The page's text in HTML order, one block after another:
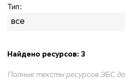
Тип:
все
Найдено ресурсов: 3
Полные тексты ресурсов ЭБС